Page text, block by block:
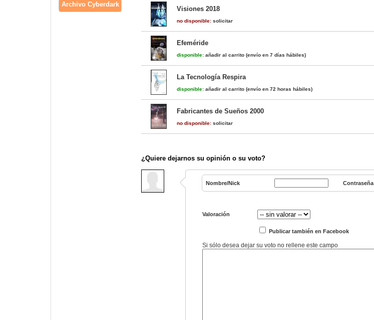
Archivo Cyberdark
Visiones 2018
no disponible: solicitar
Efeméride
disponible: añadir al carrito (envío en 7 días hábiles)
La Tecnología Respira
disponible: añadir al carrito (envío en 72 horas hábiles)
Fabricantes de Sueños 2000
no disponible: solicitar
¿Quiere dejarnos su opinión o su voto?
Nombre/Nick Contraseña
Valoración
Publicar también en Facebook
Si sólo desea dejar su voto no rellene este campo